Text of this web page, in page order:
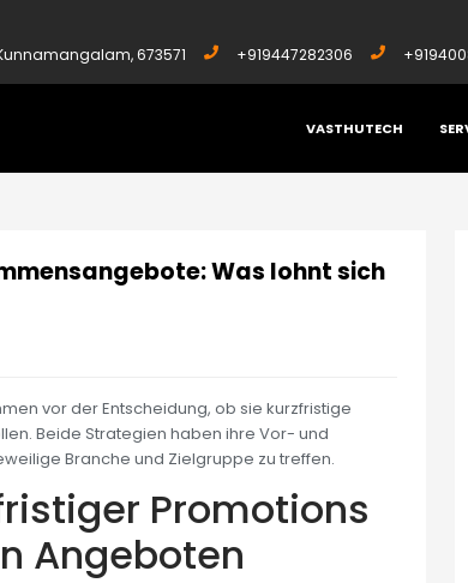
673571 +919447282306
VASTHUTECH
WAS LOHNT SICH MEHR?
Was lohnt sich
vor der Entscheidung, ob sie kurzfristige
Beide Strategien haben ihre Vor- und
Branche und Zielgruppe zu treffen.
Promotions
Angeboten